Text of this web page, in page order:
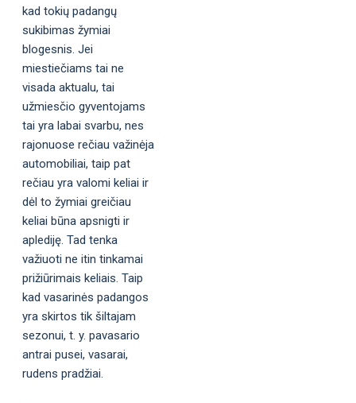
kad tokių padangų
sukibimas žymiai
blogesnis. Jei
miestiečiams tai ne
visada aktualu, tai
užmiesčio gyventojams
tai yra labai svarbu, nes
rajonuose rečiau važinėja
automobiliai, taip pat
rečiau yra valomi keliai ir
dėl to žymiai greičiau
keliai būna apsnigti ir
aplediję. Tad tenka
važiuoti ne itin tinkamai
prižiūrimais keliais. Taip
kad vasarinės padangos
yra skirtos tik šiltajam
sezonui, t. y. pavasario
antrai pusei, vasarai,
rudens pradžiai.